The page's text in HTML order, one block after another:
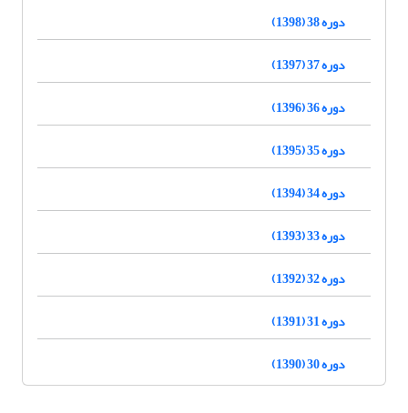
دوره 38 (1398)
دوره 37 (1397)
دوره 36 (1396)
دوره 35 (1395)
دوره 34 (1394)
دوره 33 (1393)
دوره 32 (1392)
دوره 31 (1391)
دوره 30 (1390)